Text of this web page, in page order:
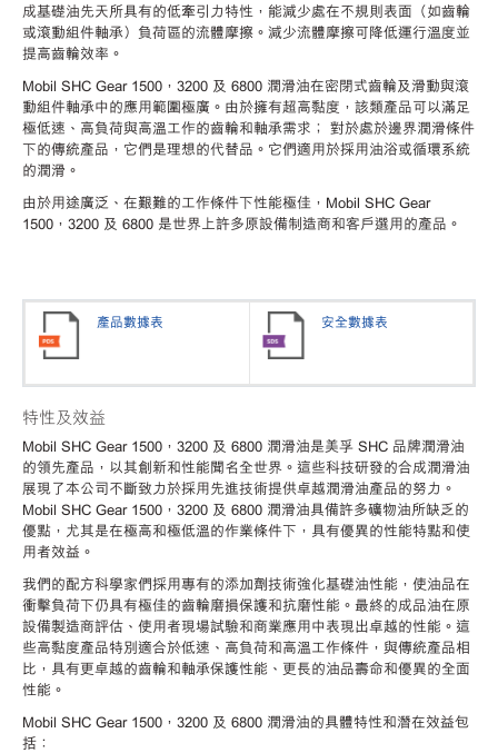
成基礎油先天所具有的低牽引力特性，能減少處在不規則表面（如齒輪
或滾動組件軸承）負荷區的流體摩擦。減少流體摩擦可降低運行溫度並
提高齒輪效率。
Mobil SHC Gear 1500，3200 及 6800 潤滑油在密閉式齒輪及滑動與滾
動組件軸承中的應用範圍極廣。由於擁有超高黏度，該類產品可以滿足
極低速、高負荷與高溫工作的齒輪和軸承需求； 對於處於邊界潤滑條件
下的傳統產品，它們是理想的代替品。它們適用於採用油浴或循環系統
的潤滑。
由於用途廣泛、在艱難的工作條件下性能極佳，Mobil SHC Gear
1500，3200 及 6800 是世界上許多原設備制造商和客戶選用的產品。
產品數據表 安全數據表
特性及效益
Mobil SHC Gear 1500，3200 及 6800 潤滑油是美孚 SHC 品牌潤滑油
的領先產品，以其創新和性能聞名全世界。這些科技研發的合成潤滑油
展現了本公司不斷致力於採用先進技術提供卓越潤滑油產品的努力。
Mobil SHC Gear 1500，3200 及 6800 潤滑油具備許多礦物油所缺乏的
優點，尤其是在極高和極低溫的作業條件下，具有優異的性能特點和使
用者效益。
我們的配方科學家們採用專有的添加劑技術強化基礎油性能，使油品在
衝擊負荷下仍具有極佳的齒輪磨損保護和抗磨性能。最終的成品油在原
設備製造商評估、使用者現場試驗和商業應用中表現出卓越的性能。這
些高黏度產品特別適合於低速、高負荷和高溫工作條件，與傳統產品相
比，具有更卓越的齒輪和軸承保護性能、更長的油品壽命和優異的全面
性能。
Mobil SHC Gear 1500，3200 及 6800 潤滑油的具體特性和潛在效益包
括：